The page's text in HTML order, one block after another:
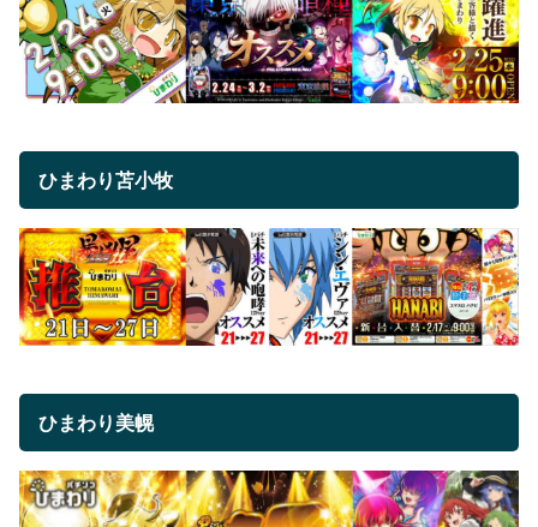
ひまわり苫小牧
ひまわり美幌